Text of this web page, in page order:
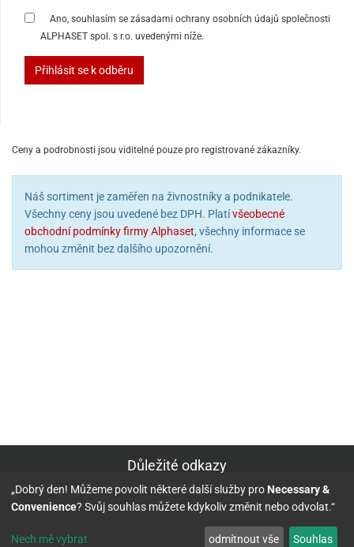
Ano, souhlasím se zásadami ochrany osobních údajů společnosti
ALPHASET spol. s r.o. uvedenými níže.
Přihlásit se k odběru
Ceny a podrobnosti jsou viditelné pouze pro registrované zákazníky.
Náš sortiment je zaměřen na živnostníky a podnikatele.
Všechny ceny jsou uvedené bez DPH. Platívšeobecné
obchodní podmínky firmy Alphaset, všechny informace se
mohou změnit bez dalšího upozornění.
Důležité odkazy
Kontakt
Informace o objednávce:
„Dobrý den! Můžeme povolit některé další služby pro Necessary &
Convenience? Svůj souhlas můžete kdykoliv změnit nebo odvolat.“
Nech mě vybrat odmítnout vše Souhlas